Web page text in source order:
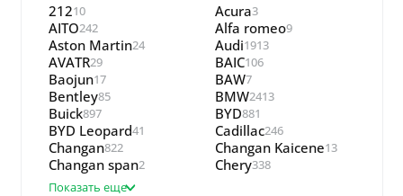
21210 Acura3
AITO242 Alfa romeo9
Aston Martin24 Audi1913
AVATR29 BAIC106
Baojun17 BAW7
Bentley85 BMW2413
Buick897 BYD881
BYD Leopard41 Cadillac246
Changan822 Changan Kaicene13
Changan span2 Chery338
Показать еще